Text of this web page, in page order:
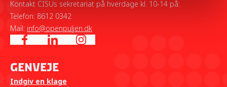
Kontakt CISUs sekretariat på hverdage kl. 10-14 på:
Telefon: 8612 0342
Mail: info@openpuljen.dk
Genveje
Indgiv en klage